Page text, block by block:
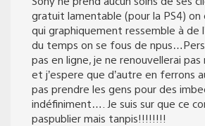
gratuit lamentable (pour la PS4) on
qui graphiquement ressemble à de
du temps on se fous de
pas en ligne, je ne renouvellerai
et j’espere que d’autre en ferrons
pas prendre les gens pour des
indéfiniment…. Je suis sur que ce
paspublier mais tanpis!!!!!!!!